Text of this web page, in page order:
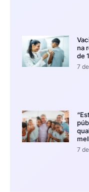
na
de
7
7